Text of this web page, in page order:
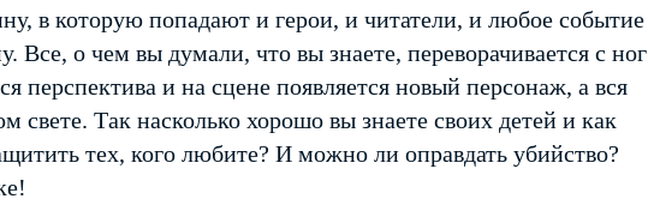
в которую попадают и герои, и читатели, и любое событие
Все, о чем вы думали, что вы знаете, переворачивается с ног
перспектива и на сцене появляется новый персонаж, а вся
свете. Так насколько хорошо вы знаете своих детей и как
тех, кого любите? И можно ли оправдать убийство?